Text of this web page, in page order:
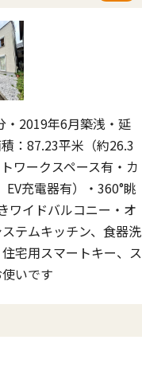
・2019年6月築浅・延
：87.23平米（約26.3
ワークスペース有・カ
充電器有）・360°眺
ワイドバルコニー・オ
テムキッチン、食器洗
宅用スマートキー、ス
いです